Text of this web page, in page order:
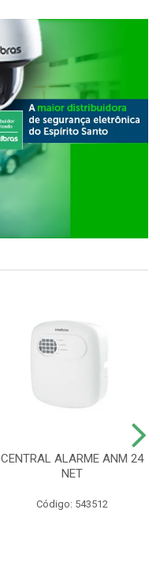
CENTRAL ALARME ANM 24
NET
Código: 543512